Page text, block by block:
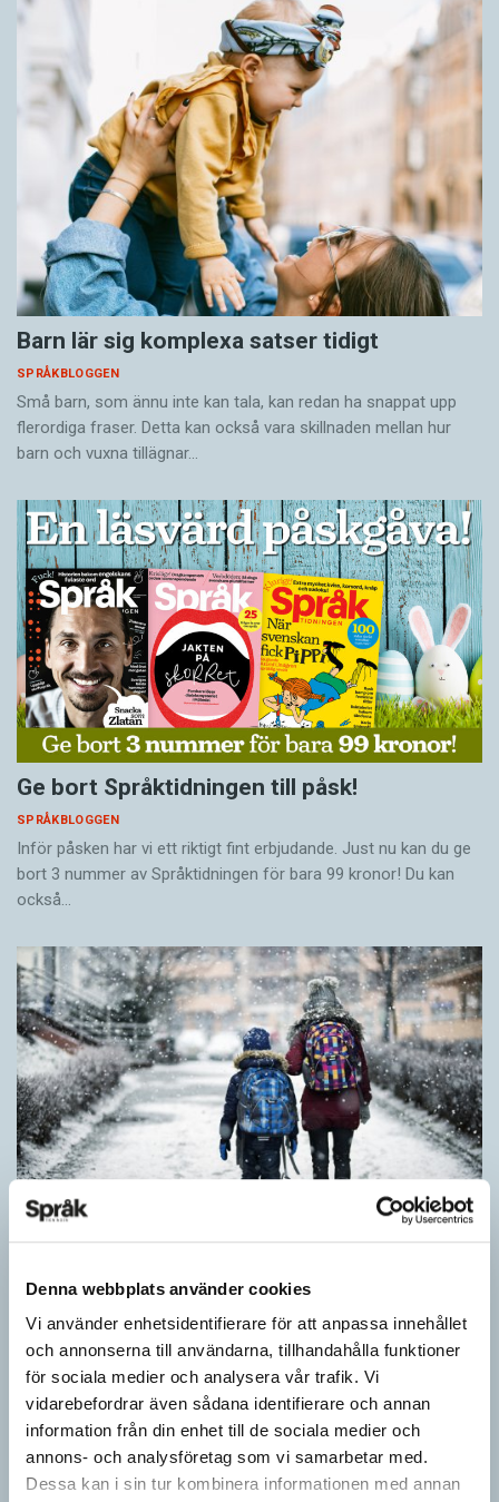
Denna webbplats använder cookies
Vi använder enhetsidentifierare för att anpassa innehållet
och annonserna till användarna, tillhandahålla funktioner
för sociala medier och analysera vår trafik. Vi
vidarebefordrar även sådana identifierare och annan
information från din enhet till de sociala medier och
annons- och analysföretag som vi samarbetar med.
Dessa kan i sin tur kombinera informationen med annan
Barn lär sig komplexa satser tidigt
SPRÅKBLOGGEN
Små barn, som ännu inte kan tala, kan redan ha snappat upp
flerordiga fraser. Detta kan också vara skillnaden mellan hur
barn och vuxna tillägnar…
Ge bort Språktidningen till påsk!
SPRÅKBLOGGEN
Inför påsken har vi ett riktigt fint erbjudande. Just nu kan du ge
bort 3 nummer av Språktidningen för bara 99 kronor! Du kan
också…
Särskolan byter namn
SPRÅKBLOGGEN
Grundsärskola byter namn till anpassad grundskola och
gymnasiesärskolan till anpassad gymnasieskola. En som har
stor del i att detta namnbyte sker är artonåriga Leo Lust…